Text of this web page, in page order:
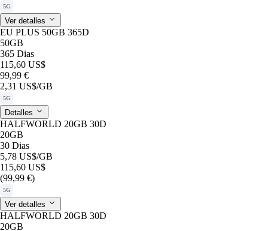
5G
Ver detalles
EU PLUS 50GB 365D
50GB
365 Dias
115,60 US$
99,99 €
2,31 US$/GB
5G
Detalles
HALFWORLD 20GB 30D
20GB
30 Dias
5,78 US$/GB
115,60 US$
(99,99 €)
5G
Ver detalles
HALFWORLD 20GB 30D
20GB